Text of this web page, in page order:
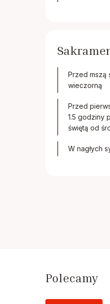
Przed mszą
wieczorną
Przed
1.5 godziny
świętą od
W nagłych
Polecamy